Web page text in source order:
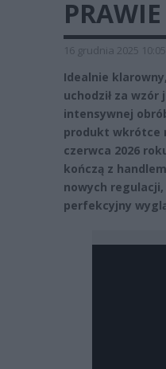
16 grudnia 2025 10:05
Idealnie
uchodził za
intensywnej
produkt wkrótce
czerwca 2026
kończą z
nowych
perfekcyjny